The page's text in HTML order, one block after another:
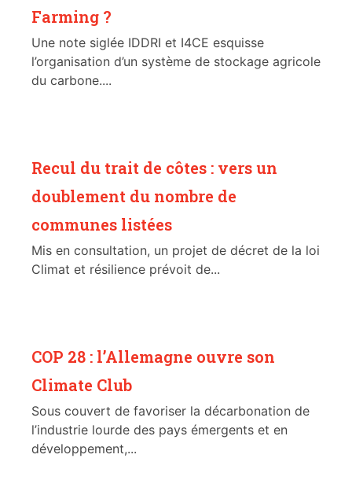
Farming ?
Une note siglée IDDRI et I4CE esquisse
l’organisation d’un système de stockage agricole
du carbone....
Recul du trait de côtes : vers un
doublement du nombre de
communes listées
Mis en consultation, un projet de décret de la loi
Climat et résilience prévoit de...
COP 28 : l’Allemagne ouvre son
Climate Club
Sous couvert de favoriser la décarbonation de
l’industrie lourde des pays émergents et en
développement,...